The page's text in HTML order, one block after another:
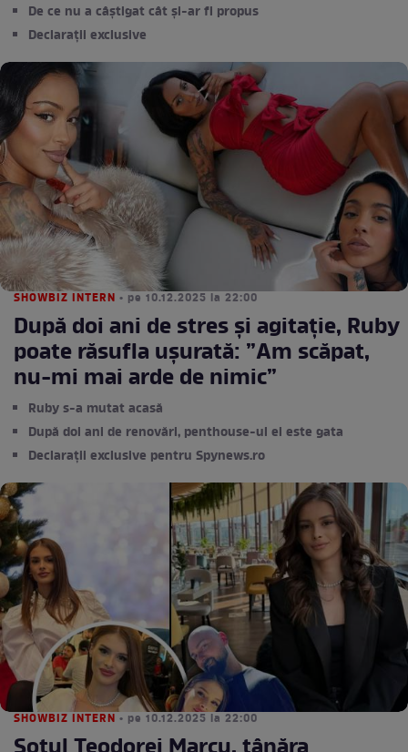
De ce nu a câștigat cât și-ar fi propus
Declarații exclusive
SHOWBIZ INTERN • pe 10.12.2025 la 22:00
După doi ani de stres și agitație, Ruby
poate răsufla ușurată: ”Am scăpat,
nu-mi mai arde de nimic”
Ruby s-a mutat acasă
După doi ani de renovări, penthouse-ul ei este gata
Declarații exclusive pentru Spynews.ro
SHOWBIZ INTERN • pe 10.12.2025 la 22:00